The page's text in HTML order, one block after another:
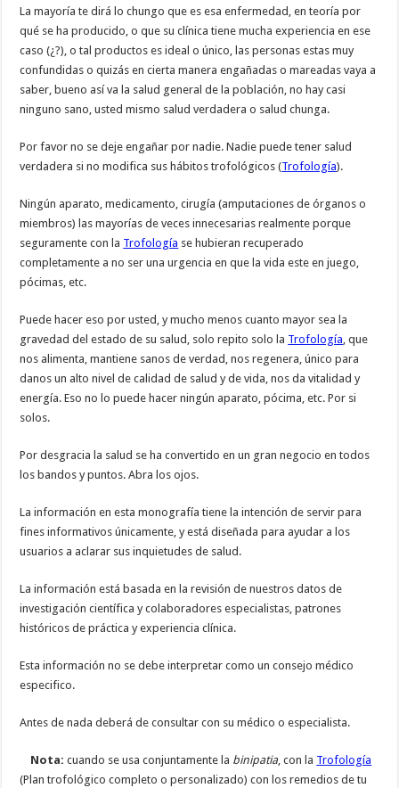
La mayoría te dirá lo chungo que es esa enfermedad, en teoría por
qué se ha producido, o que su clínica tiene mucha experiencia en ese
caso (¿?), o tal productos es ideal o único, las personas estas muy
confundidas o quizás en cierta manera engañadas o mareadas vaya a
saber, bueno así va la salud general de la población, no hay casi
ninguno sano, usted mismo salud verdadera o salud chunga.
Por favor no se deje engañar por nadie. Nadie puede tener salud
verdadera si no modifica sus hábitos trofológicos (Trofología).
Ningún aparato, medicamento, cirugía (amputaciones de órganos o
miembros) las mayorías de veces innecesarias realmente porque
seguramente con la Trofología se hubieran recuperado
completamente a no ser una urgencia en que la vida este en juego,
pócimas, etc.
Puede hacer eso por usted, y mucho menos cuanto mayor sea la
gravedad del estado de su salud, solo repito solo la Trofología, que
nos alimenta, mantiene sanos de verdad, nos regenera, único para
danos un alto nivel de calidad de salud y de vida, nos da vitalidad y
energía. Eso no lo puede hacer ningún aparato, pócima, etc. Por si
solos.
Por desgracia la salud se ha convertido en un gran negocio en todos
los bandos y puntos. Abra los ojos.
La información en esta monografía tiene la intención de servir para
fines informativos únicamente, y está diseñada para ayudar a los
usuarios a aclarar sus inquietudes de salud.
La información está basada en la revisión de nuestros datos de
investigación científica y colaboradores especialistas, patrones
históricos de práctica y experiencia clínica.
Esta información no se debe interpretar como un consejo médico
especifico.
Antes de nada deberá de consultar con su médico o especialista.
Nota:cuando se usa conjuntamente la binipatia, con la Trofología
(Plan trofológico completo o personalizado) con los remedios de tu